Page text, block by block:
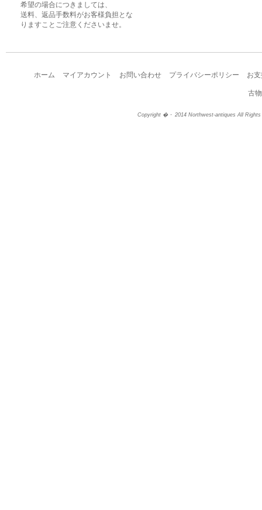
希望の場合につきましては、
送料、返品手数料がお客様負担とな
りますことご注意くださいませ。
ホーム マイアカウント お問い合わせ プライバシーポリシー お
古
Copyright �・ 2014 Northwest-antiques All